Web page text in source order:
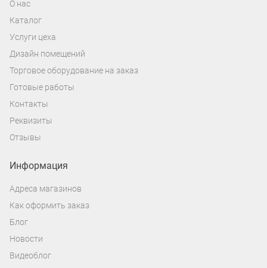
О нас
Каталог
Услуги цеха
Дизайн помещений
Торговое оборудование на заказ
Готовые работы
Контакты
Реквизиты
Отзывы
Информация
Адреса магазинов
Как оформить заказ
Блог
Новости
Видеоблог